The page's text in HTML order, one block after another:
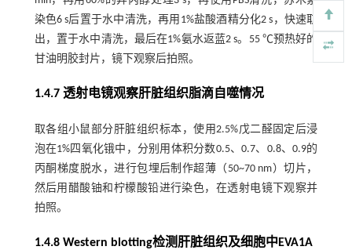
染色6 s后置于水中清洗，再用1%盐酸酒精分化2 s，快速取
出，置于水中清洗，最后在1%氨水返蓝2 s。55 ℃预热好的
甘油明胶封片，镜下观察后拍照。
1.4.7 透射电镜观察肝脏组织脂滴自噬情况
取各组小鼠部分肝脏组织标本，使用2.5%戊二醛固定后浸
泡在1%四氧化锇中，分别用体积分数0.5、0.7、0.8、0.9的
丙酮梯度脱水，进行包埋后制作超薄（50~70 nm）切片，
然后用醋酸铀和柠檬酸铅进行染色，在透射电镜下观察并
拍照。
1.4.8 Western blotting检测肝脏组织及细胞中EVA1A